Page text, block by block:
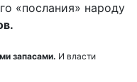
«послания» народу
запасами. И власти